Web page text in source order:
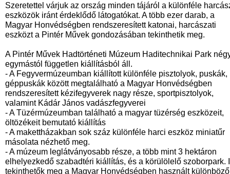
Szeretettel várjuk az ország minden tájáról a különféle
eszközök iránt érdeklődő látogatókat. A több ezer darab, a
Magyar Honvédségben rendszeresített katonai, harcászati
eszközt a Pintér Művek gondozásában tekinthetik meg.
A Pintér Művek Hadtörténeti Múzeum Haditechnikai Park
egymástól független kiállításból áll.
- A Fegyvermúzeumban kiállított különféle pisztolyok, puskák,
géppuskák között megtalálható a Magyar Honvédségben
rendszeresített kézifegyverek nagy része, sportpisztolyok,
valamint Kádár János vadászfegyverei
- A Tüzérmúzeumban található a magyar tüzérség eszközeit,
öltözékeit bemutató kiállítás
- A makettházakban sok száz különféle harci eszköz miniatűr
másolata nézhető meg.
- A múzeum leglátványosabb része, a több mint 3 hektáron
elhelyezkedő szabadtéri kiállítás, és a körülölelő szoborpark.
tekinthetők meg a Magyar Honvédségben használt különböző